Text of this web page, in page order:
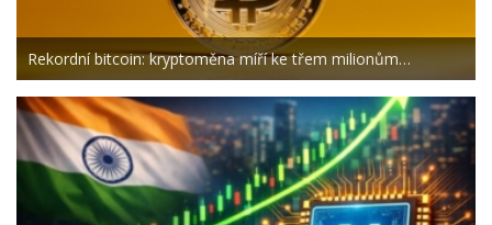
Rekordní bitcoin: kryptoměna míří ke třem milionům…